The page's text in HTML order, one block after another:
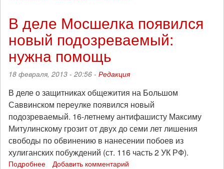
допрос
Максима
Митулинского
В деле Мосшелка появился
новый подозреваемый:
нужна помощь
18 февраля, 2013 - 20:56 - Редакция
В деле о защитниках общежития на Большом
Саввинском переулке появился новый
подозреваемый. 16-летнему антифашисту Максиму
Митулинскому грозит от двух до семи лет лишения
свободы по обвинению в нанесении побоев из
хулиганских побуждений (ст. 116 часть 2 УК РФ).
Подробнее Добавить комментарий